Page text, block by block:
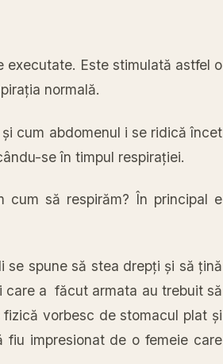
executate. Este stimulată astfel o
normală.
și cum abdomenul i se ridică încet
seîn timpul respirației.
cum să respirăm? În principal e
se spune să stea drepți și să țină
care afăcut armata au trebuit să
fizică vorbesc de stomacul plat și
fiu impresionat de o femeie care